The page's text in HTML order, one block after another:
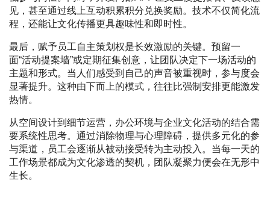
见，甚至通过线上互动积累积分兑换奖励。技术不仅简化流
程，还能让文化传播更具趣味性和即时性。
最后，赋予员工自主策划权是长效激励的关键。预留一
面“活动提案墙”或定期征集创意，让团队决定下一场活动的
主题和形式。当人们感受到自己的声音被重视时，参与度会
显著提升。这种由下而上的模式，往往比强制安排更能激发
热情。
从空间设计到细节运营，办公环境与企业文化活动的结合需
要系统性思考。通过消除物理与心理障碍，提供多元化的参
与渠道，员工会逐渐从被动接受转为主动投入。当每一天的
工作场景都成为文化渗透的契机，团队凝聚力便会在无形中
生长。